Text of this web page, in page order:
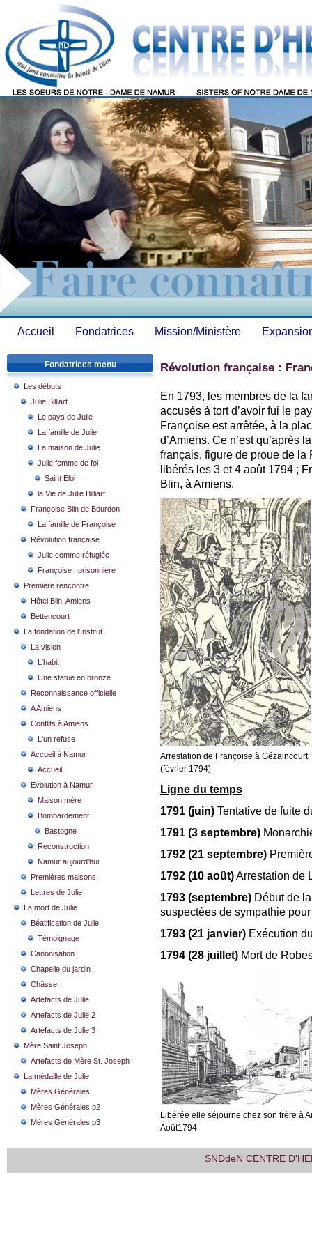
Accueil Fondatrices Mission/Ministère
Fondatrices menu
Les débuts
Julie Billiart
Le pays de Julie
La famille de Julie
La maison de Julie
Julie femme de foi
Saint Eloi
la Vie de Julie Billiart
Françoise Blin de Bourdon
La famille de Françoise
Révolution française
Julie comme réfugiée
Françoise : prisonnière
Première rencontre
Hôtel Blin: Amiens
Bettencourt
La fondation de l'Institut
La vision
L'habit
Une statue en bronze
Reconnaissance officielle
A Amiens
Conflits à Amiens
L'un refuse
Accueil à Namur
Accueil
Evolution à Namur
Maison mère
Bombardement
Bastogne
Reconstruction
Namur aujourd'hui
Premières maisons
Lettres de Julie
La mort de Julie
Béatification de Julie
Témoignage
Canonisation
Chapelle du jardin
Châsse
Artefacts de Julie
Artefacts de Julie 2
Artefacts de Julie 3
Mère Saint Joseph
Artefacts de Mère St. Joseph
La médaille de Julie
Mères Générales
Mères Générales p2
Mères Générales p3
Révolution française :
En 1793, les membres de la
accusés à tort d’avoir fui le
Françoise est arrêtée, à la
d’Amiens. Ce n’est qu’après
français, figure de proue de la
libérés les 3 et 4 août 1794 ;
Blin, à Amiens.
Arrestation de Françoise à Gézaincourt
(février 1794)
Ligne du temps
1791 (juin) Tentative de fuite
1791 (3 septembre)
1792 (21 septembre)
1792 (10 août)Arrestation de
1793 (septembre) Début de
suspectées de sympathie
1793 (21 janvier) Exécution
1794 (28 juillet) Mort de
Libérée elle séjourne chez son frère à
Août1794
SNDdeN CENTRE